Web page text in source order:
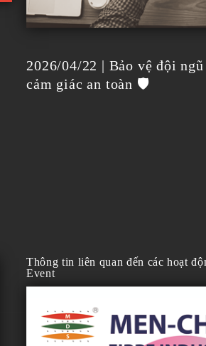
2026/04/22 | Bảo vệ đội
cảm giác an toàn 🛡️
Thông tin liên quan đến các hoạt
Event